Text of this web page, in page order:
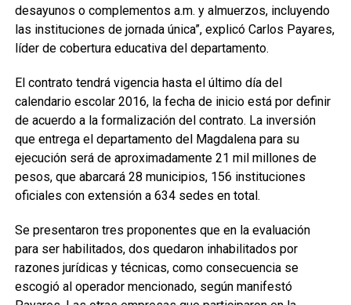
desayunos o complementos a.m. y almuerzos, incluyendo
las instituciones de jornada única”, explicó Carlos Payares,
líder de cobertura educativa del departamento.
El contrato tendrá vigencia hasta el último día del
calendario escolar 2016, la fecha de inicio está por definir
de acuerdo a la formalización del contrato. La inversión
que entrega el departamento del Magdalena para su
ejecución será de aproximadamente 21 mil millones de
pesos, que abarcará 28 municipios, 156 instituciones
oficiales con extensión a 634 sedes en total.
Se presentaron tres proponentes que en la evaluación
para ser habilitados, dos quedaron inhabilitados por
razones jurídicas y técnicas, como consecuencia se
escogió al operador mencionado, según manifestó